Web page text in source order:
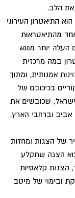
את הלב.
- המוסד הוותיק שהוקם כבר ב1944, הוא התיאטרון העירוני
מהתיאטראות
הגדולים והחשובים בישראל שבמרוצת השנים העלה יותר מ600
במה מרכזית
אמנותית, ומתוך
חדשים ומקוריים בכיכובם של
ישראל, שכובשים את
אביב וברחבי הארץ.
של הצגות ומחזות
הצגה שתקלע
הצגות קלאסיות
ובימוי של מיטב